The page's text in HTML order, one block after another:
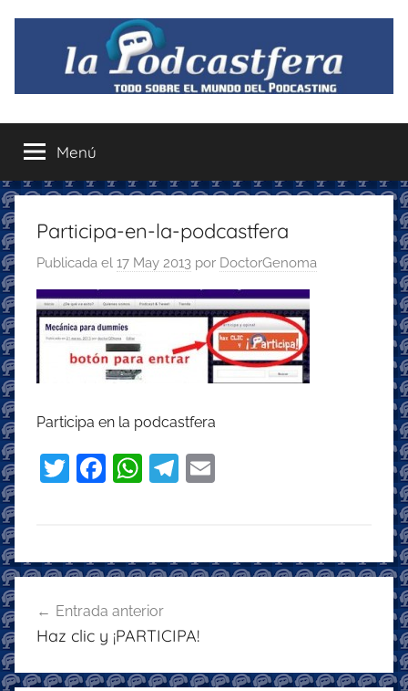
contenido
La
Podcastfera
el
mundo
del
podcasting
recomendaciones
para
disfrutar
podcastfera
Menú
Participa-en-la-podcastfera
Publicada el 17 May 2013 por DoctorGenoma
Participa en la podcastfera
T
er
F
e
b
o
o
k
W
s
A
p
p
T
gr
a
l
Navegación
de
entradas
Entrada anterior
Haz clic y ¡PARTICIPA!